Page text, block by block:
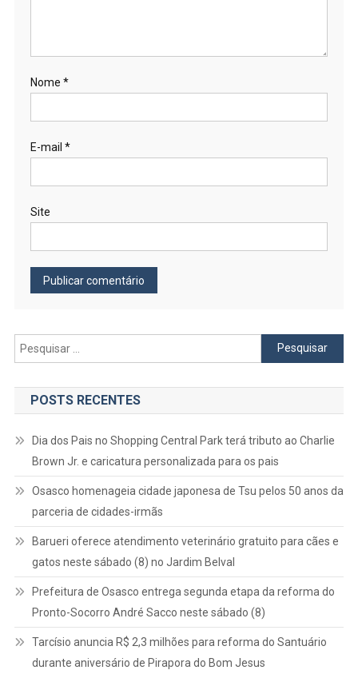
Nome *
E-mail *
Site
Pesquisar
por:
POSTS RECENTES
Dia dos Pais no Shopping Central Park terá tributo ao Charlie
Brown Jr. e caricatura personalizada para os pais
Osasco homenageia cidade japonesa de Tsu pelos 50 anos da
parceria de cidades-irmãs
Barueri oferece atendimento veterinário gratuito para cães e
gatos neste sábado (8) no Jardim Belval
Prefeitura de Osasco entrega segunda etapa da reforma do
Pronto-Socorro André Sacco neste sábado (8)
Tarcísio anuncia R$ 2,3 milhões para reforma do Santuário
durante aniversário de Pirapora do Bom Jesus